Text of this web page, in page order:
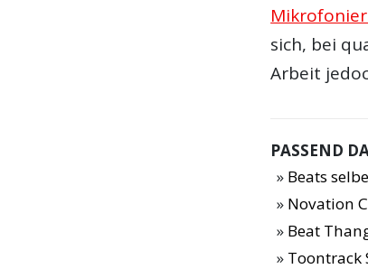
sich, bei
Arbeit
PASSEND
Beats
Novation
Beat
Toontrack